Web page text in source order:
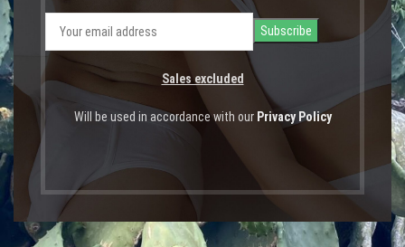
Sales excluded
Will be used in accordance with our Privacy Policy